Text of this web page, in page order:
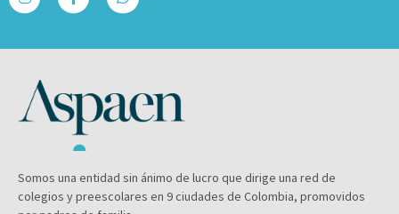
Somos una entidad sin ánimo de lucro que dirige una red de
colegios y preescolares en 9 ciudades de Colombia, promovidos